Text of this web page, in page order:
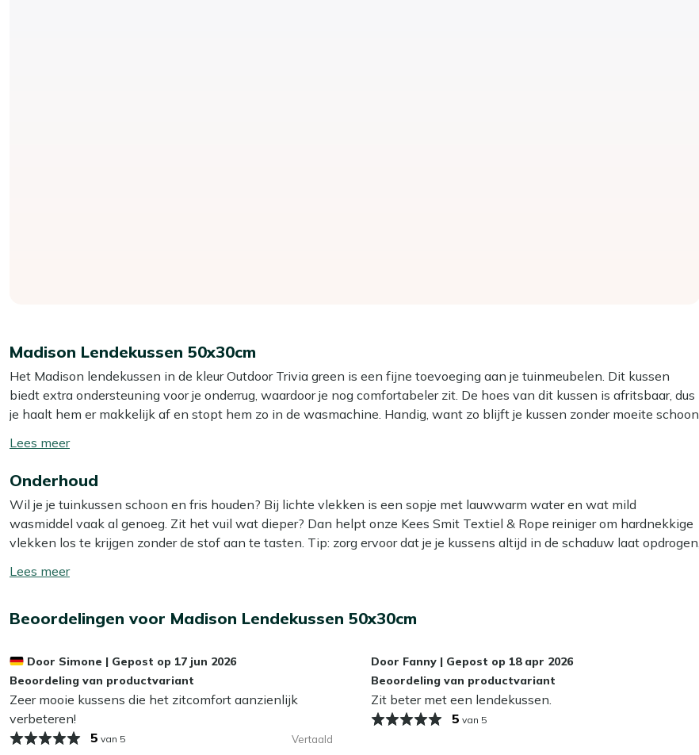
Madison Lendekussen 50x30cm
Het Madison lendekussen in de kleur Outdoor Trivia green is een fijne toevoeging aan je tuinmeubelen. Dit kussen
biedt extra ondersteuning voor je onderrug, waardoor je nog comfortabeler zit. De hoes van dit kussen is afritsbaar, dus
je haalt hem er makkelijk af en stopt hem zo in de wasmachine. Handig, want zo blijft je kussen zonder moeite schoon
voegen. Dankzij het compacte formaat berg je het makkelijk binnen op als je het even niet gebruikt – of leg het
Bekijk meer Tuinkussens
Bekijk meer Sierkussens
Toon/verberg
meer
Onderhoud
Wil je je tuinkussen schoon en fris houden? Bij lichte vlekken is een sopje met lauwwarm water en wat mild
wasmiddel vaak al genoeg. Zit het vuil wat dieper? Dan helpt onze Kees Smit Textiel & Rope reiniger om hardnekkige
vlekken los te krijgen zonder de stof aan te tasten. Tip: zorg ervoor dat je je kussens altijd in de schaduw laat opdrogen,
Smit Textiel & Rope beschermer. Deze maakt je kussens water- en vuilafstotend, zodat ze langer schoon blijven. Dat
Kan ik mijn tuinkussens het hele jaar buiten laten liggen?
Wij adviseren om je tuinkussens droog op te bergen als je ze niet gebruikt. Zelfs de meest waterafstotende stoffen
kunnen op termijn last krijgen van vocht, wat slijtage en schimmel kan veroorzaken. In de herfst en winter bewaar je
je kussens het beste binnen of in een waterdichte opbergbox. Zo blijven ze langer mooi en fris!
Toon/verberg
Beoordelingen voor Madison Lendekussen 50x30cm
Door Simone | Gepost op 17 jun 2026
Beoordeling van productvariant
Zeer mooie kussens die het zitcomfort aanzienlijk
verbeteren!
5 van 5 Vertaald
Door Fanny | Gepost op 18 apr 2026
Beoordeling van productvariant
Zit beter met een lendekussen.
5 van 5